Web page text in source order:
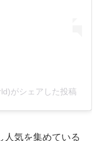
がシェアした投稿
人気を集めている